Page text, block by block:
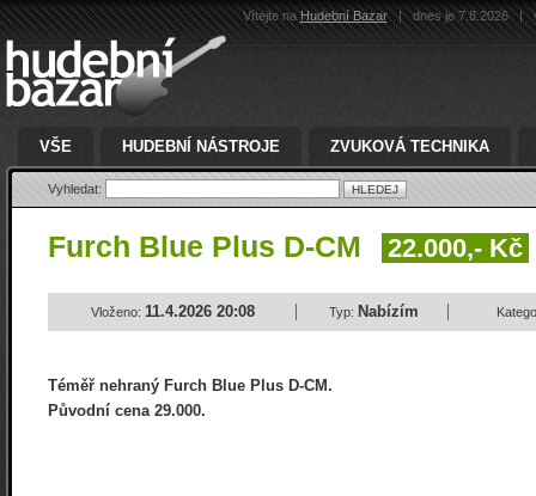
Vítejte naHudební Bazar | dnes je 7.8.2026 |
VŠE HUDEBNÍ NÁSTROJE ZVUKOVÁ TECHNIKA
Vyhledat:
Furch Blue Plus D-CM 22.000,- Kč
Vloženo: 11.4.2026 20:08 Typ: Nabízím
Téměř nehraný Furch Blue Plus D-CM.
Původní cena 29.000.